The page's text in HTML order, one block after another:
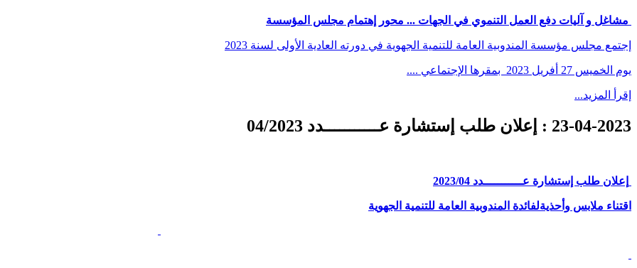
مشاغل و آليات دفع العمل التنموي في الجهات ... محور إهتمام مجلس المؤسسة
إجتمع مجلس مؤسسة المندوبية العامة للتنمية الجهوية في دورته العادية الأولى لسنة 2023
يوم الخميس 27 أفريل 2023 بمقرها الإجتماعي ....
إقرأ المزيد...
23-04-2023 : إعلان طلب إستشارة عـــــــــــدد 04/2023
إعلان طلب إستشارة عـــــــــــدد 04
/
2023
اقتناء ملابس وأحذيةلفائدة المندوبية العامة للتنمية الجهوية